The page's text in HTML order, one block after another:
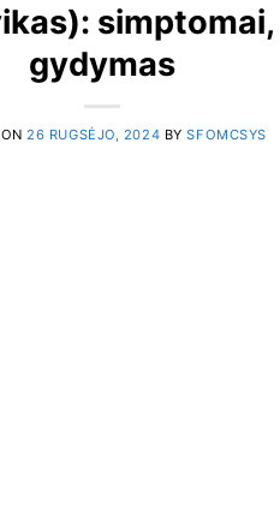
gydymas
26 RUGSĖJO, 2024 BYSFOMCSYS